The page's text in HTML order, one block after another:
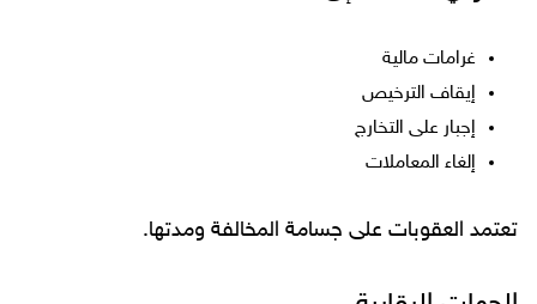
غرامات مالية
إيقاف الترخيص
إجبار على التخارج
إلغاء المعاملات
تعتمد العقوبات على جسامة المخالفة ومدتها.